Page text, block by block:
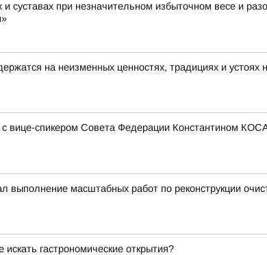
суставах при незначительном избыточном весе и
на неизменных ценностях, традициях и устоях
вице-спикером Совета Федерации Константином
выполнение масштабных работ по реконструкции
искать гастрономические открытия?